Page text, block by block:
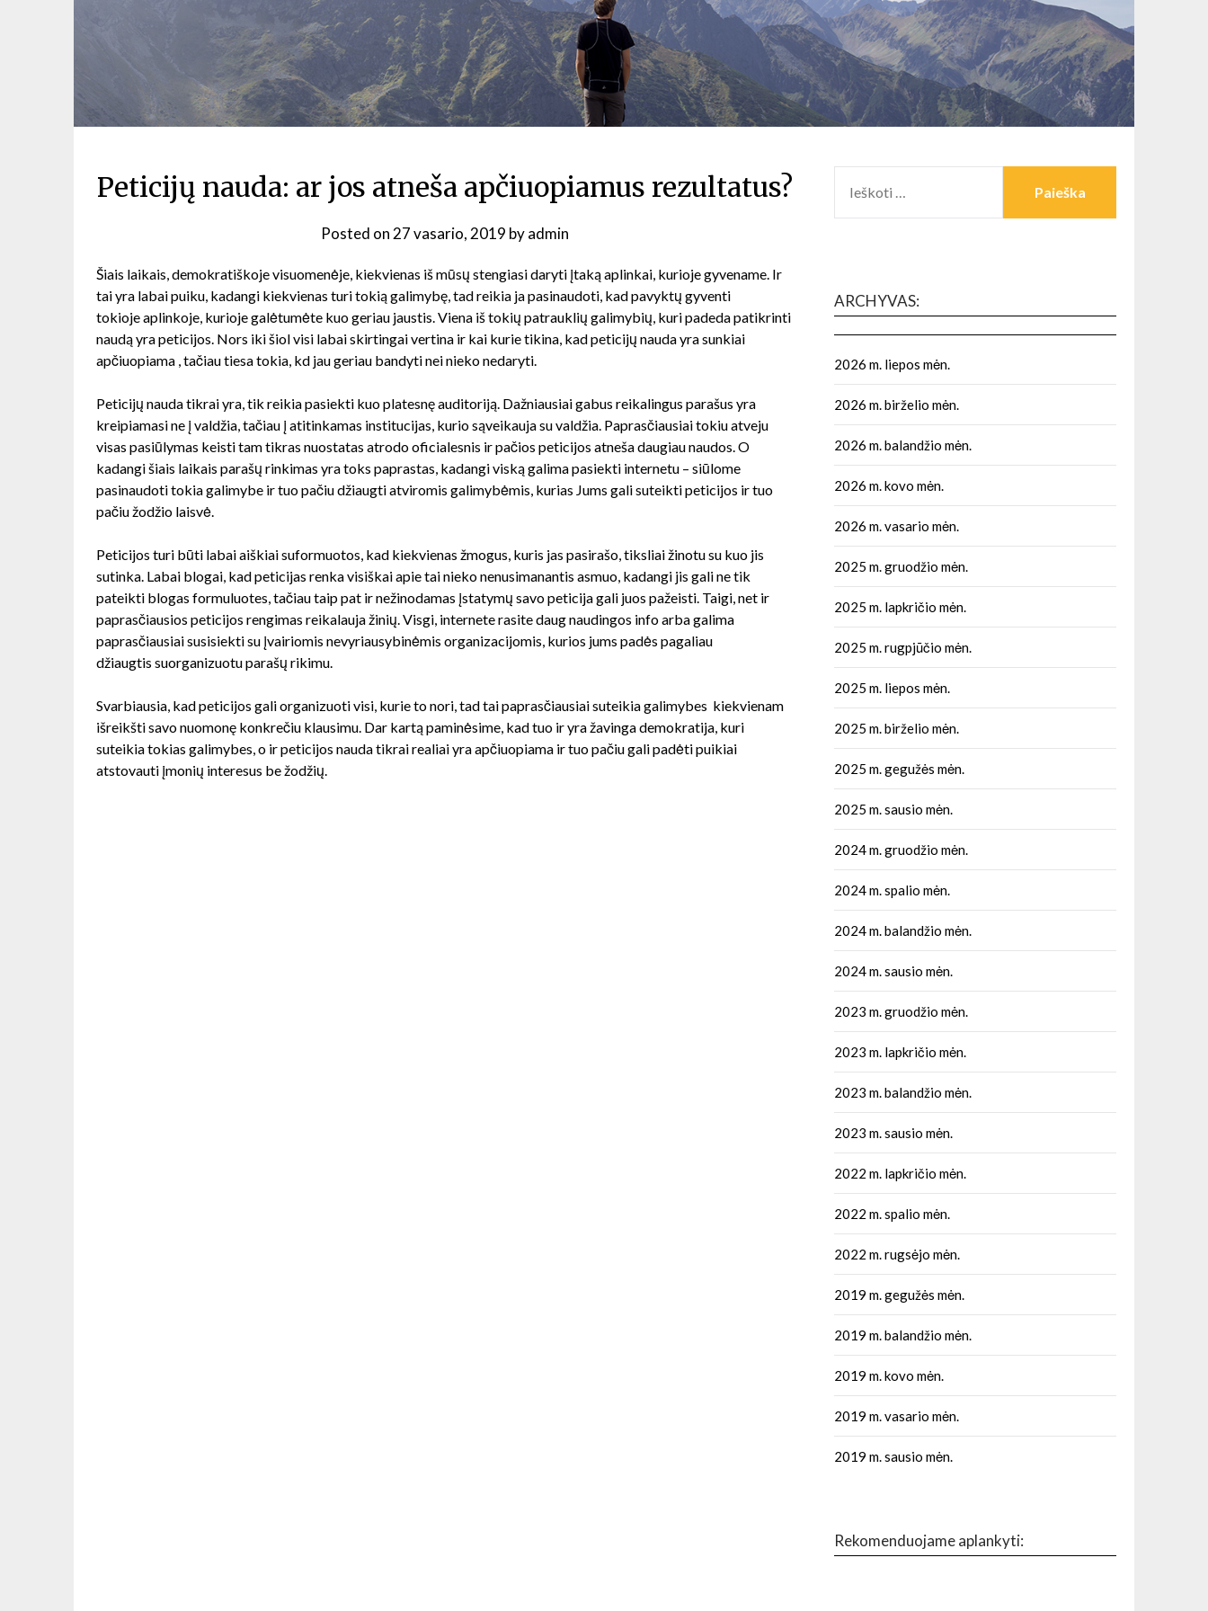
Peticijų nauda: ar jos atneša apčiuopiamus rezultatus?
Posted on27 vasario, 2019 byadmin
Šiais laikais, demokratiškoje visuomenėje, kiekvienas iš mūsų stengiasi daryti įtaką aplinkai, kurioje gyvename. Ir
tai yra labai puiku, kadangi kiekvienas turi tokią galimybę, tad reikia ja pasinaudoti, kad pavyktų gyventi
tokioje aplinkoje, kurioje galėtumėte kuo geriau jaustis. Viena iš tokių patrauklių galimybių, kuri padeda patikrinti
naudą yra peticijos. Nors iki šiol visi labai skirtingai vertina ir kai kurie tikina, kad peticijų nauda yra sunkiai
apčiuopiama , tačiau tiesa tokia, kd jau geriau bandyti nei nieko nedaryti.
Peticijų nauda tikrai yra, tik reikia pasiekti kuo platesnę auditoriją. Dažniausiai gabus reikalingus parašus yra
kreipiamasi ne į valdžia, tačiau į atitinkamas institucijas, kurio sąveikauja su valdžia. Paprasčiausiai tokiu atveju
visas pasiūlymas keisti tam tikras nuostatas atrodo oficialesnis ir pačios peticijos atneša daugiau naudos. O
kadangi šiais laikais parašų rinkimas yra toks paprastas, kadangi viską galima pasiekti internetu – siūlome
pasinaudoti tokia galimybe ir tuo pačiu džiaugti atviromis galimybėmis, kurias Jums gali suteikti peticijos ir tuo
pačiu žodžio laisvė.
Peticijos turi būti labai aiškiai suformuotos, kad kiekvienas žmogus, kuris jas pasirašo, tiksliai žinotu su kuo jis
sutinka. Labai blogai, kad peticijas renka visiškai apie tai nieko nenusimanantis asmuo, kadangi jis gali ne tik
pateikti blogas formuluotes, tačiau taip pat ir nežinodamas įstatymų savo peticija gali juos pažeisti. Taigi, net ir
paprasčiausios peticijos rengimas reikalauja žinių. Visgi, internete rasite daug naudingos info arba galima
paprasčiausiai susisiekti su įvairiomis nevyriausybinėmis organizacijomis, kurios jums padės pagaliau
džiaugtis suorganizuotu parašų rikimu.
Svarbiausia, kad peticijos gali organizuoti visi, kurie to nori, tad tai paprasčiausiai suteikia galimybes kiekvienam
išreikšti savo nuomonę konkrečiu klausimu. Dar kartą paminėsime, kad tuo ir yra žavinga demokratija, kuri
suteikia tokias galimybes, o ir peticijos nauda tikrai realiai yra apčiuopiama ir tuo pačiu gali padėti puikiai
atstovauti įmonių interesus be žodžių.
ARCHYVAS:
2026 m. liepos mėn.
2026 m. birželio mėn.
2026 m. balandžio mėn.
2026 m. kovo mėn.
2026 m. vasario mėn.
2025 m. gruodžio mėn.
2025 m. lapkričio mėn.
2025 m. rugpjūčio mėn.
2025 m. liepos mėn.
2025 m. birželio mėn.
2025 m. gegužės mėn.
2025 m. sausio mėn.
2024 m. gruodžio mėn.
2024 m. spalio mėn.
2024 m. balandžio mėn.
2024 m. sausio mėn.
2023 m. gruodžio mėn.
2023 m. lapkričio mėn.
2023 m. balandžio mėn.
2023 m. sausio mėn.
2022 m. lapkričio mėn.
2022 m. spalio mėn.
2022 m. rugsėjo mėn.
2019 m. gegužės mėn.
2019 m. balandžio mėn.
2019 m. kovo mėn.
2019 m. vasario mėn.
2019 m. sausio mėn.
Rekomenduojame aplankyti: